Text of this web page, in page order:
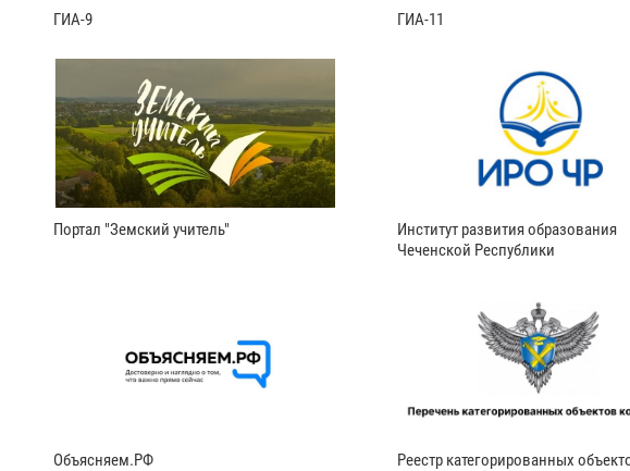
ГИА-9 ГИА-11
Портал "Земский учитель"
Институт развития образования
Чеченской Республики
Объясняем.РФ Реестр категорированных